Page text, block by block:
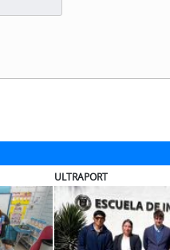
BANCO DE CHILE